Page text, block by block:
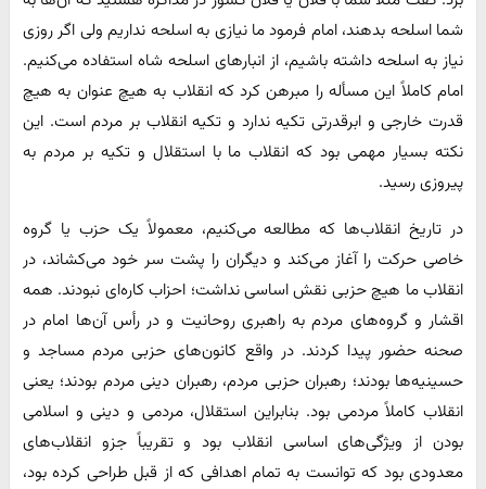
شما اسلحه بدهند، امام فرمود ما نیازی به اسلحه نداریم ولی اگر روزی
نیاز به اسلحه داشته باشیم، از انبارهای اسلحه شاه استفاده می‌کنیم.
امام کاملاً این مسأله را مبرهن کرد که انقلاب به هیچ عنوان به هیچ
قدرت خارجی و ابرقدرتی تکیه ندارد و تکیه انقلاب بر مردم است. این
نکته بسیار مهمی بود که انقلاب ما با استقلال و تکیه بر مردم به
پیروزی رسید.
در تاریخ انقلاب‌ها که مطالعه می‌کنیم، معمولاً یک حزب یا گروه
خاصی حرکت را آغاز می‌کند و دیگران را پشت سر خود می‌کشاند، در
انقلاب ما هیچ حزبی نقش اساسی نداشت؛ احزاب کاره‌ای نبودند. همه
اقشار و گروه‌های مردم به راهبری روحانیت و در رأس آن‌ها امام در
صحنه حضور پیدا کردند. در واقع کانون‌های حزبی مردم مساجد و
حسینیه‌ها بودند؛ رهبران حزبی مردم، رهبران دینی مردم بودند؛ یعنی
انقلاب کاملاً مردمی بود. بنابراین استقلال، مردمی و دینی و اسلامی
بودن از ویژگی‌های اساسی انقلاب بود و تقریباً جزو انقلاب‌های
معدودی بود که توانست به تمام اهدافی که از قبل طراحی کرده بود،